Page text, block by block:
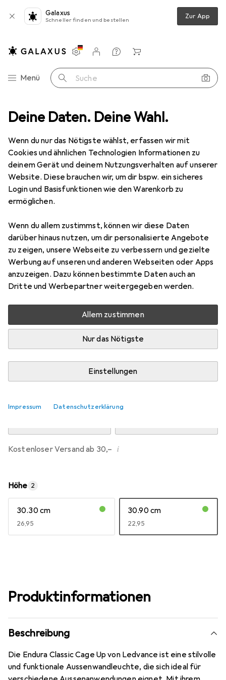
Deine Daten. Deine Wahl.
Wenn du nur das Nötigste wählst, erfassen wir mit
Cookies und ähnlichen Technologien Informationen zu
deinem Gerät und deinem Nutzungsverhalten auf unserer
Website. Diese brauchen wir, um dir bspw. ein sicheres
Login und Basisfunktionen wie den Warenkorb zu
ermöglichen.
Wenn du allem zustimmst, können wir diese Daten
darüber hinaus nutzen, um dir personalisierte Angebote
zu zeigen, unsere Webseite zu verbessern und gezielte
Werbung auf unseren und anderen Webseiten oder Apps
anzuzeigen. Dazu können bestimmte Daten auch an
Dritte und Werbepartner weitergegeben werden.
Allem zustimmen
Nur das Nötigste
Einstellungen
Impressum Datenschutzerklärung
Galaxus
Schneller finden und bestellen Zur App
Navigation nach Kategorien
Menü Suche
Einstellungen
Kundenkonto
Vergleichslisten
Merklisten
Warenkorb
Gartenbeleuchtung Ledvance Endura Classic Cage Up
13 Bilder
Ledvance Endura Classic Cage Up
Preis in EUR inkl. MwSt.
EUR
22,95
Bewertungen Marke
Mehr von Ledvance
Zwischen Mi, 12.8. und Do, 13.8. geliefert
Mehr als 10 Stück an Lager beim Drittanbieter
Lieferort angeben für genaue Lieferzeit
DE
Kostenloser Versand ab 30,– i
Höhe 2
30.30 cm
EUR
26,95
30.90 cm
EUR
22,95
Produktinformationen
Beschreibung
Die Endura Classic Cage Up von Ledvance ist eine stilvolle
und funktionale Aussenwandleuchte, die sich ideal für